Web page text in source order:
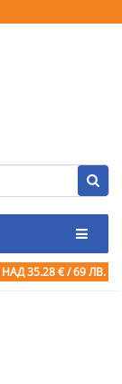
НАД 35.28 € / 69 ЛВ.